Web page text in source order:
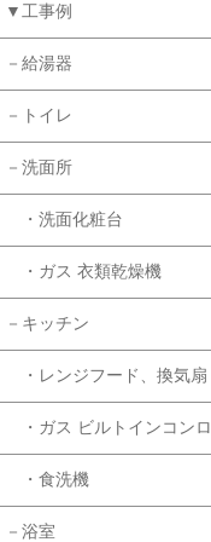
▼工事例
－給湯器
－トイレ
－洗面所
・洗面化粧台
・ガス 衣類乾燥機
－キッチン
・レンジフード、換気扇
・ガス ビルトインコンロ
・食洗機
－浴室